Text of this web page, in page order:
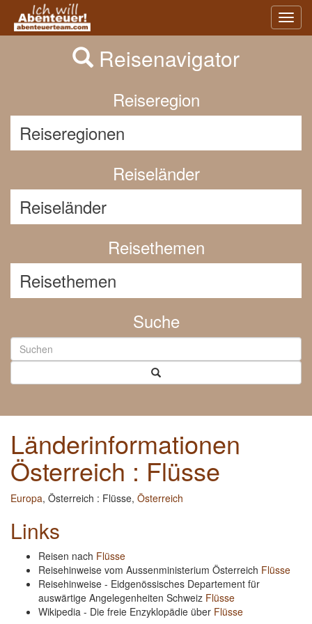
Previous
Reisenavigator
Reiseregion
Reiseländer
Reisethemen
Suche
Länderinformationen
Österreich : Flüsse
Europa, Österreich : Flüsse, Österreich
Links
Reisen nach Flüsse
Reisehinweise vom Aussenministerium Österreich Flüsse
Reisehinweise - Eidgenössisches Departement für
auswärtige Angelegenheiten Schweiz Flüsse
Wikipedia - Die freie Enzyklopädie über Flüsse